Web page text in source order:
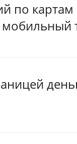
по
мобильный